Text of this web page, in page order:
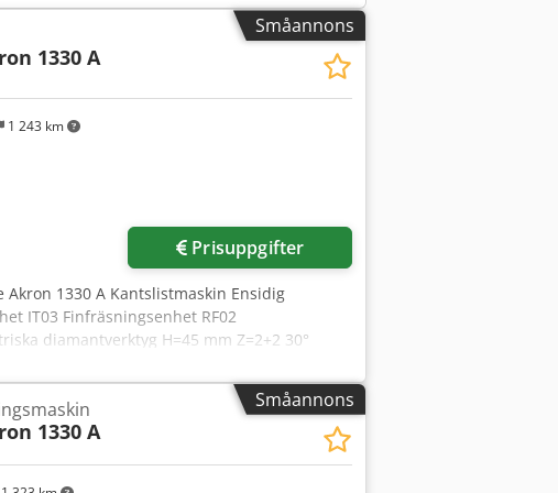
Småannons
1 243 km
1330 A
Prisuppgifter
Akron 1330 A Kantslistmaskin Ensidig
IT03 Finfräsningsenhet RF02
diamantverktyg H=45 mm Z=2+2 30°
BORSTENHET SZ02 EXTRASTÖD FÖR
MANUELL INMATNINGSENHET FÖR
LINE” PROFIL Dcodeyyb Icspfx Alyek
ADZ02 PAR DIAMANTBELAGDA
LIMAPPLIKATOR FÖR GRANULAT
FÖRSMÄLTARE FÖR EVA/PUR-LIM
Småannons
1330 A